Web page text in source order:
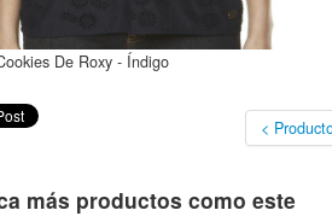
De Roxy - Índigo
<
más productos como este